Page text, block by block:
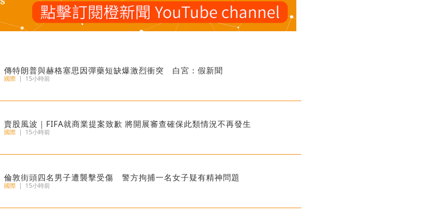
傳特朗普與赫格塞思因彈藥短缺爆激烈衝突 白宮：假新聞
國際 | 15小時前
​賣股風波｜FIFA就商業提案致歉 將開展審查確保此類情況不再發生
國際 | 15小時前
倫敦街頭四名男子遭襲擊受傷 警方拘捕一名女子疑有精神問題
國際 | 15小時前